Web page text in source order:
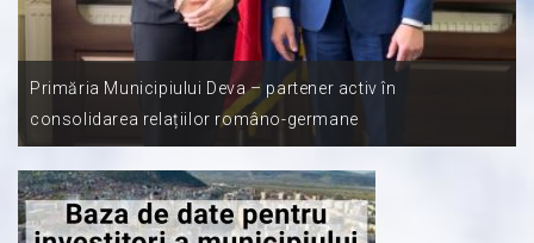
Primăria Municipiului Deva – partener activ în
consolidarea relațiilor româno-germane